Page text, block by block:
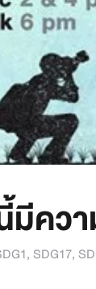
มีคว
, SDG17,